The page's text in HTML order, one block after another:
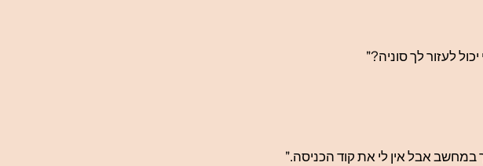
לעזור לך סוניה?"
במחשב אבל אין לי את קוד הכניסה."